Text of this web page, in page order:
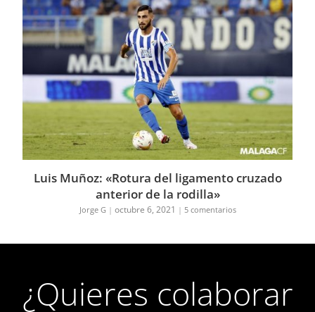
Luis Muñoz: «Rotura del ligamento cruzado
anterior de la rodilla»
Jorge G | octubre 6, 2021 | 5 comentarios
¿Quieres colaborar